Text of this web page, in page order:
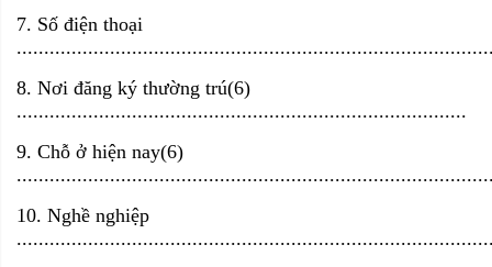
7. Số điện thoại
8. Nơi đăng ký thường trú(6)
..................................................................................
9. Chỗ ở hiện nay(6)
10. Nghề nghiệp